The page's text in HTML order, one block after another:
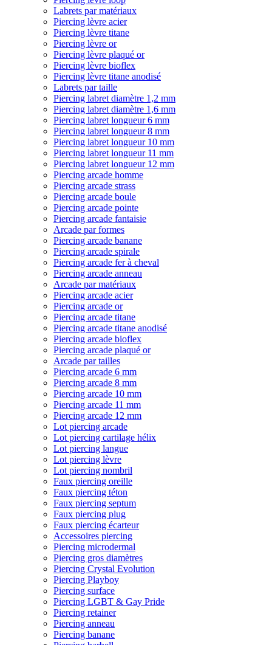
Labrets par matériaux
Piercing lèvre acier
Piercing lèvre titane
Piercing lèvre or
Piercing lèvre plaqué or
Piercing lèvre bioflex
Piercing lèvre titane anodisé
Labrets par taille
Piercing labret diamètre 1,2 mm
Piercing labret diamètre 1,6 mm
Piercing labret longueur 6 mm
Piercing labret longueur 8 mm
Piercing labret longueur 10 mm
Piercing labret longueur 11 mm
Piercing labret longueur 12 mm
Piercing arcade homme
Piercing arcade strass
Piercing arcade boule
Piercing arcade pointe
Piercing arcade fantaisie
Arcade par formes
Piercing arcade banane
Piercing arcade spirale
Piercing arcade fer à cheval
Piercing arcade anneau
Arcade par matériaux
Piercing arcade acier
Piercing arcade or
Piercing arcade titane
Piercing arcade titane anodisé
Piercing arcade bioflex
Piercing arcade plaqué or
Arcade par tailles
Piercing arcade 6 mm
Piercing arcade 8 mm
Piercing arcade 10 mm
Piercing arcade 11 mm
Piercing arcade 12 mm
Lot piercing arcade
Lot piercing cartilage hélix
Lot piercing langue
Lot piercing lèvre
Lot piercing nombril
Faux piercing oreille
Faux piercing téton
Faux piercing septum
Faux piercing plug
Faux piercing écarteur
Accessoires piercing
Piercing microdermal
Piercing gros diamètres
Piercing Crystal Evolution
Piercing Playboy
Piercing surface
Piercing LGBT & Gay Pride
Piercing retainer
Piercing anneau
Piercing banane